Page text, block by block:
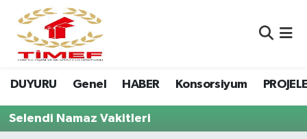
DUYURU Genel HABER Konsorsiyum
Selendi Namaz Vakitleri
Anasayfa Kutu
Anasayfa Manşet
Canlı Yayın
Nöbetçi Eczaneler
Hava Durumu
Namaz Vakitleri